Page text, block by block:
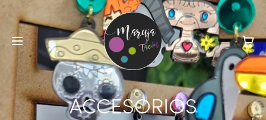
ACCESORIOS